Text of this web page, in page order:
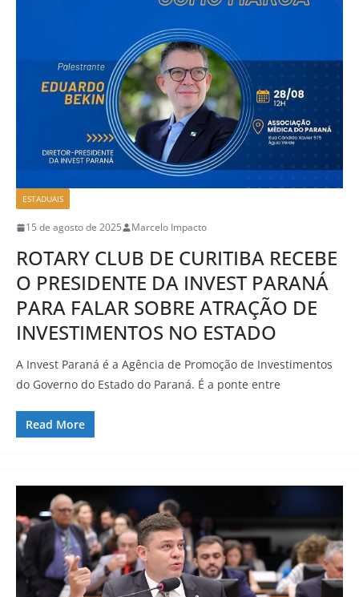
ESTADUAIS
15 de agosto de 2025 Marcelo Impacto
ROTARY CLUB DE CURITIBA RECEBE
O PRESIDENTE DA INVEST PARANÁ
PARA FALAR SOBRE ATRAÇÃO DE
INVESTIMENTOS NO ESTADO
A Invest Paraná é a Agência de Promoção de Investimentos
do Governo do Estado do Paraná. É a ponte entre
Read More